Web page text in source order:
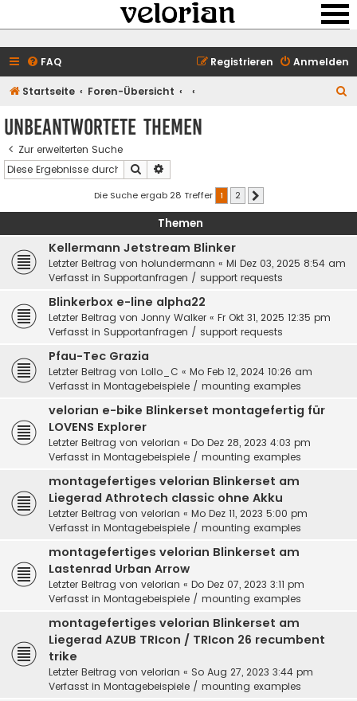
FAQ Anmelden
Registrieren
Startseite Foren-Übersicht
Unbeantwortete Themen
Zur erweiterten Suche
Suche
Die Suche ergab 28 Treffer 1 2
Themen
Kellermann Jetstream Blinker
Letzter Beitrag von holundermann « Mi Dez 03, 2025 8:54 am
Verfasst in Supportanfragen / support requests
Blinkerbox e-line alpha22
Letzter Beitrag von Jonny Walker « Fr Okt 31, 2025 12:35 pm
Verfasst in Supportanfragen / support requests
Pfau-Tec Grazia
Letzter Beitrag von Lollo_C « Mo Feb 12, 2024 10:26 am
Verfasst in Montagebeispiele / mounting examples
velorian e-bike Blinkerset montagefertig für
LOVENS Explorer
Letzter Beitrag von velorian « Do Dez 28, 2023 4:03 pm
Verfasst in Montagebeispiele / mounting examples
montagefertiges velorian Blinkerset am
Liegerad Athrotech classic ohne Akku
Letzter Beitrag von velorian « Mo Dez 11, 2023 5:00 pm
Verfasst in Montagebeispiele / mounting examples
montagefertiges velorian Blinkerset am
Lastenrad Urban Arrow
Letzter Beitrag von velorian « Do Dez 07, 2023 3:11 pm
Verfasst in Montagebeispiele / mounting examples
montagefertiges velorian Blinkerset am
Liegerad AZUB TRIcon / TRIcon 26 recumbent
trike
Letzter Beitrag von velorian « So Aug 27, 2023 3:44 pm
Verfasst in Montagebeispiele / mounting examples